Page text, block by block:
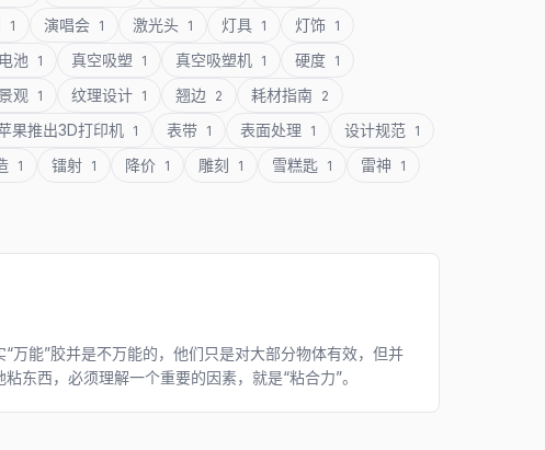
1 演唱会 1 激光头 1 灯具 1 灯饰 1
电池 1 真空吸塑 1 真空吸塑机 1 硬度 1
观 1 纹理设计 1 翘边 2 耗材指南 2
果推出3D打印机 1 表带 1 表面处理 1 设计规范 1
1 镭射 1 降价 1 雕刻 1 雪糕匙 1 雷神 1
万能”胶并是不万能的，他们只是对大部分物体有效，但并
东西，必须理解一个重要的因素，就是“粘合力”。